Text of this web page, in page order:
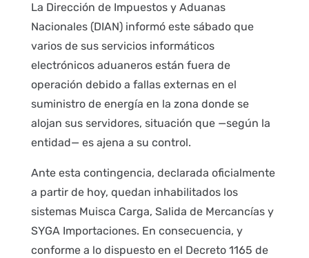
La Dirección de Impuestos y Aduanas
Nacionales (DIAN) informó este sábado que
varios de sus servicios informáticos
electrónicos aduaneros están fuera de
operación debido a fallas externas en el
suministro de energía en la zona donde se
alojan sus servidores, situación que —según la
entidad— es ajena a su control.
Ante esta contingencia, declarada oficialmente
a partir de hoy, quedan inhabilitados los
sistemas Muisca Carga, Salida de Mercancías y
SYGA Importaciones. En consecuencia, y
conforme a lo dispuesto en el Decreto 1165 de